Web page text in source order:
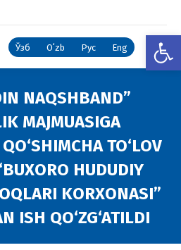
Ўзб Oʻzb Рус Eng
NAQSHBAND”
MAJMUASIGA
TO‘LOV
HUDUDIY
KORXONASI”
ISH QO‘ZG‘ATILDI